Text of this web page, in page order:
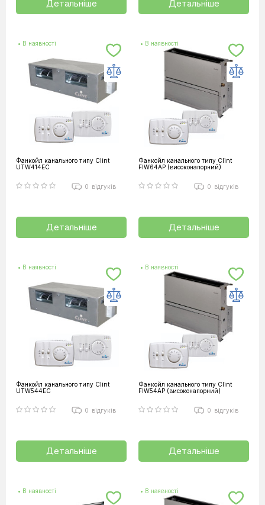
Детальніше Детальніше
• В наявності
Фанкойл канального типу Clint
UTW414EC
0 відгуків
Детальніше
• В наявності
Фанкойл канального типу Clint
FIW64AP (високонапорний)
0 відгуків
Детальніше
• В наявності
Фанкойл канального типу Clint
UTW544EC
0 відгуків
Детальніше
• В наявності
Фанкойл канального типу Clint
FIW54AP (високонапорний)
0 відгуків
Детальніше
• В наявності • В наявності